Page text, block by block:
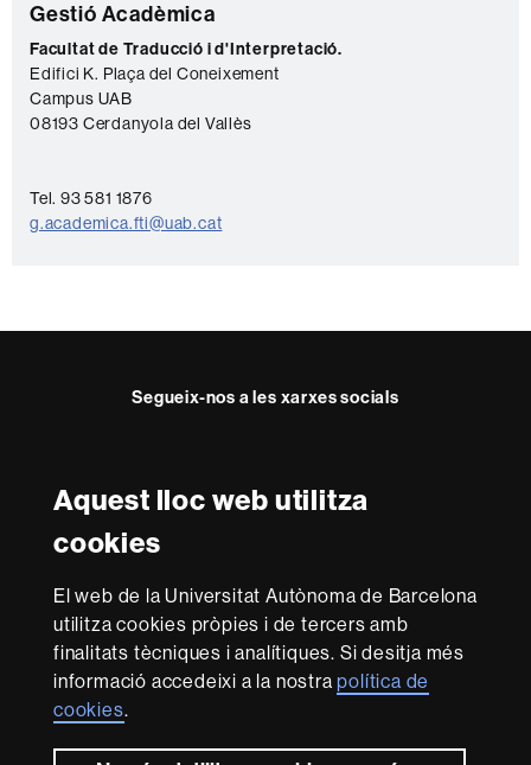
Aquest lloc web utilitza
cookies
El web de la Universitat Autònoma de Barcelona
utilitza cookies pròpies i de tercers amb
finalitats tècniques i analítiques. Si desitja més
informació accedeixi a la nostrapolítica de
cookies.
C
o
n
t
c
t
Gestió Acadèmica
Facultat de Traducció i d'Interpretació.
Edifici K. Plaça del Coneixement
Campus UAB
08193 Cerdanyola del Vallès
Tel. 93 581 1876
g.academica.fti@uab.cat
Segueix-nos a les xarxes socials
Reconeixement internacional de l'excel·lència
in
Research
-
Euraxess
Amb el finançament de
Sobre